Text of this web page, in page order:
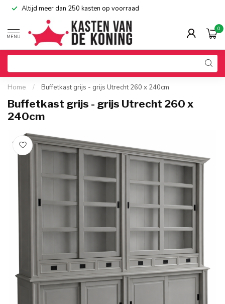
Altijd meer dan 250 kasten op voorraad
MENU
0
Home / Buffetkast grijs - grijs Utrecht 260 x 240cm
Buffetkast grijs - grijs Utrecht 260 x
240cm